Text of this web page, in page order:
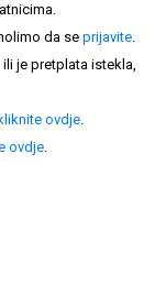
da se prijavite.
je pretplata istekla,
kliknite ovdje.
ovdje.